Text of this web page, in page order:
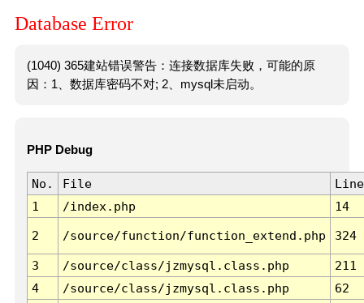
Database Error
(1040) 365建站错误警告：连接数据库失败，可能的原
因：1、数据库密码不对; 2、mysql未启动。
PHP Debug
No. File
Line
1
/index.php 14
2 /source/function/function_extend.php 324
3 /source/class/jzmysql.class.php
211
4
/source/class/jzmysql.class.php
62